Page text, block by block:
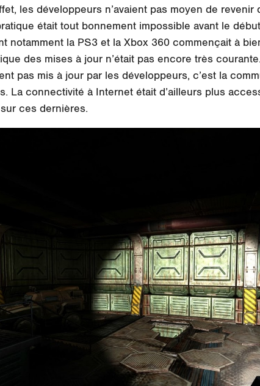
les développeurs n’avaient pas moyen de
était tout bonnement impossible avant le
notamment la PS3 et la Xbox 360 commençait à
des mises à jour n’était pas encore très
pas mis à jour par les développeurs, c’est la
La connectivité à Internet était d’ailleurs plus
ces dernières.